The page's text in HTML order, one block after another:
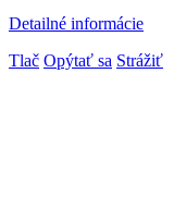
Detailné informácie
Tlač Opýtať sa Strážiť